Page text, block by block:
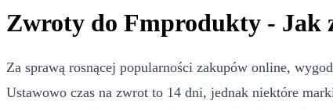
Zwroty do Fmprodukty - Jak
Za sprawą rosnącej popularności zakupów online,
Ustawowo czas na zwrot to 14 dni, jednak niektóre